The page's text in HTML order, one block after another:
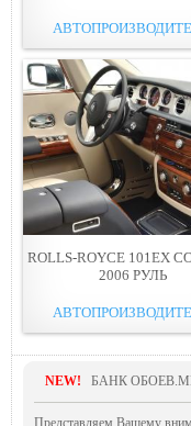
ROLLS-ROYCE 101EX
2006 РУЛЬ
NEW! БАНК
Представляем Вашему